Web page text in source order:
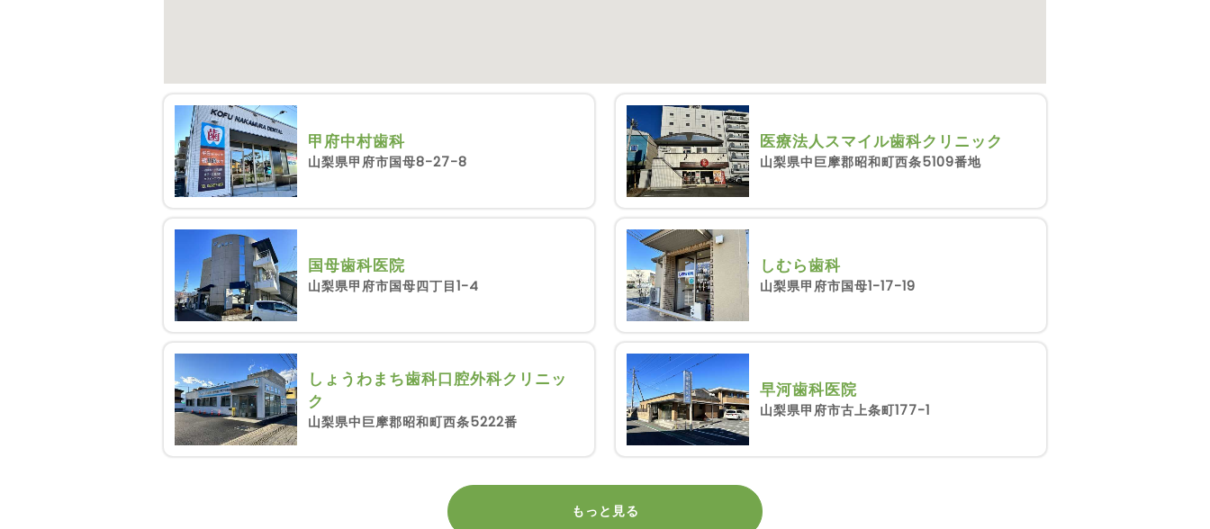
甲府中村歯科
山梨県甲府市国母8-27-8
国母歯科医院
山梨県甲府市国母四丁目1-4
しょうわまち歯科口腔外科クリニッ
ク
山梨県中巨摩郡昭和町西条5222番
医療法人スマイル歯科クリニック
山梨県中巨摩郡昭和町西条5109番地
しむら歯科
山梨県甲府市国母1-17-19
早河歯科医院
山梨県甲府市古上条町177-1
もっと見る